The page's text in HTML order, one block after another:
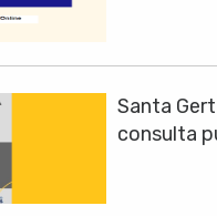
Santa
consulta